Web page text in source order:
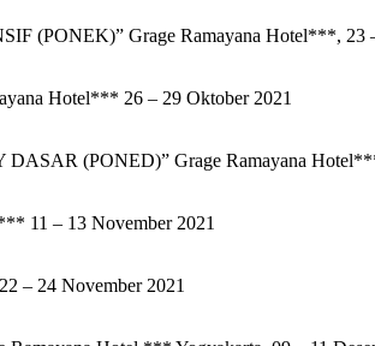
Grage Ramayana Hotel***, 23 –
Hotel*** 26 – 29 Oktober 2021
(PONED)” Grage Ramayana
11 – 13 November 2021
– 24 November 2021